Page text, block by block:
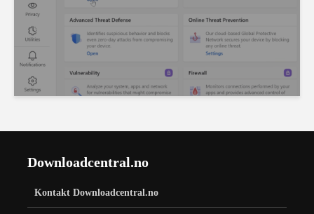
Downloadcentral.no
Kontakt Downloadcentral.no